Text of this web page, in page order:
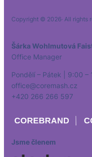
Copyright © 2026· All rights
Šárka Wohlmutová
Office Manager
Pondělí – Pátek | 9:00 –
office@coremash.cz
+420 266 266 597
Jsme členem